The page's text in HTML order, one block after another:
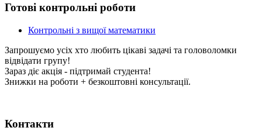
Готові контрольні роботи
Контрольні з вищої математики
Запрошуємо усіх хто любить цікаві задачі та головоломки
відвідати групу!
Зараз діє акція - підтримай студента!
Знижки на роботи + безкоштовні консультації.
Контакти